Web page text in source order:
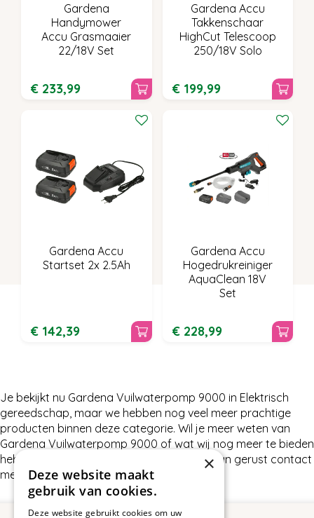
Gardena
Handymower
Accu Grasmaaier
22/18V Set
€ 233,99
Gardena Accu
Takkenschaar
HighCut Telescoop
250/18V Solo
€ 199,99
Gardena Accu
Startset 2x 2.5Ah
€ 142,39
Gardena Accu
Hogedrukreiniger
AquaClean 18V
Set
€ 228,99
Je bekijkt nu Gardena Vuilwaterpomp 9000 in Elektrisch
gereedschap, maar we hebben nog veel meer prachtige
producten binnen deze categorie. Wil je meer weten van
Gardena Vuilwaterpomp 9000 of wat wij nog meer te bieden
hebben in Elektrisch gereedschap, neem dan gerust contact
met ons op.
×
Deze website maakt
gebruik van cookies.
Deze website gebruikt cookies om uw